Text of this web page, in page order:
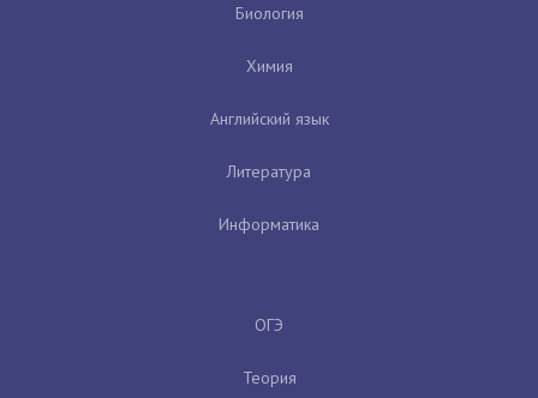
Биология
Химия
Английский язык
Литература
Информатика
ОГЭ
Теория